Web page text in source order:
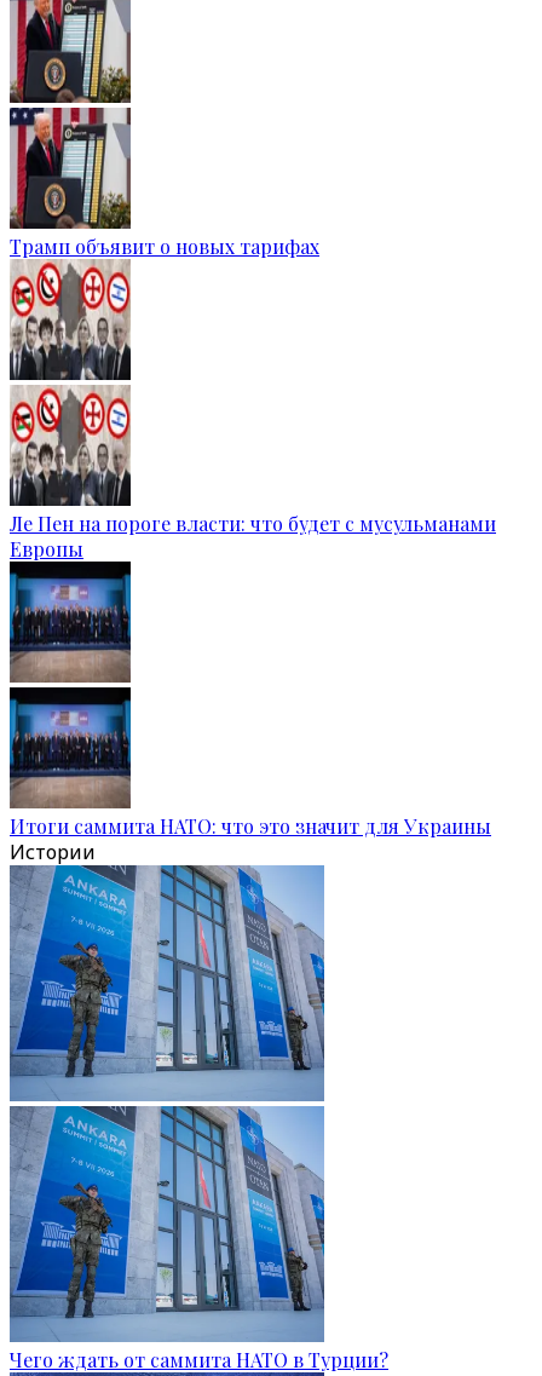
Трамп объявит о новых тарифах
Ле Пен на пороге власти: что будет с мусульманами
Европы
Итоги саммита НАТО: что это значит для Украины
Истории
Чего ждать от саммита НАТО в Турции?